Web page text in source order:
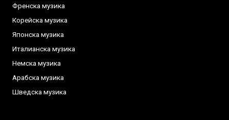
Френска музика
Корейска музика
Японска музика
Италианска музика
Немска музика
Арабска музика
Шведска музика